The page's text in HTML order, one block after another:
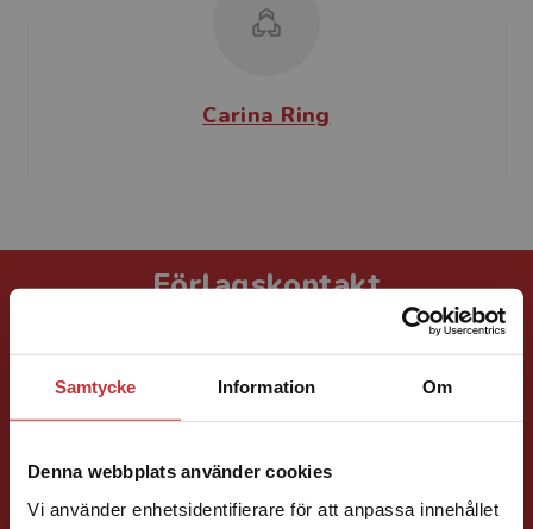
Samtycke Information Om
Denna webbplats använder cookies
Vi använder enhetsidentifierare för att anpassa innehållet
Carina Ring
Förlagskontakt
Marie Delshammar